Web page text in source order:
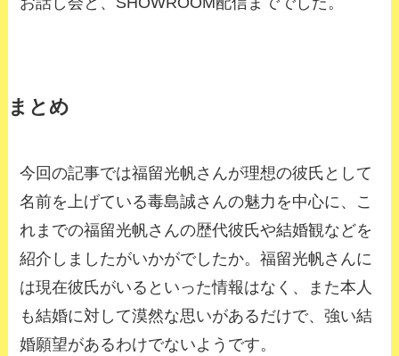
まとめ
今回の記事では福留光帆さんが理想の彼氏として
名前を上げている毒島誠さんの魅力を中心に、こ
れまでの福留光帆さんの歴代彼氏や結婚観などを
紹介しましたがいかがでしたか。福留光帆さんに
は現在彼氏がいるといった情報はなく、また本人
も結婚に対して漠然な思いがあるだけで、強い結
婚願望があるわけでないようです。